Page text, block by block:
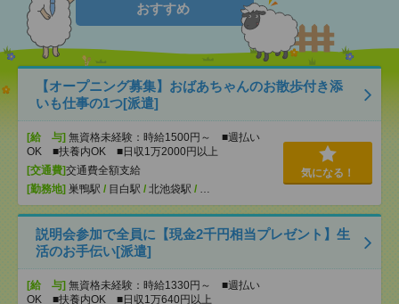
おすすめ
【オープニング募集】おばあちゃんのお散歩付き添
いも仕事の1つ[派遣]
[給 与] 無資格未経験：時給1500円～ ■週払い
OK ■扶養内OK ■日収1万2000円以上
[交通費]交通費全額支給
[勤務地] 巣鴨駅 / 目白駅 / 北池袋駅 / …
気になる！
説明会参加で全員に【現金2千円相当プレゼント】生
活のお手伝い[派遣]
[給 与] 無資格未経験：時給1330円～ ■週払い
OK ■扶養内OK ■日収1万640円以上